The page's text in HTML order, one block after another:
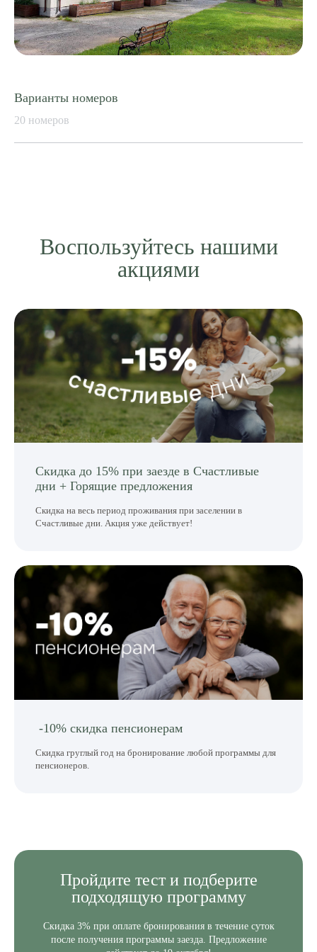
Варианты номеров
20 номеров
Воспользуйтесь нашими
акциями
Скидка до 15% при заезде в Счастливые
дни + Горящие предложения
Скидка на весь период проживания при заселении в
Счастливые дни. Акция уже действует!
-10% скидка пенсионерам
Скидка груглый год на бронирование любой программы для
пенсионеров.
Пройдите тест и подберите
подходящую программу
Скидка 3% при оплате бронирования в течение суток
после получения программы заезда. Предложение